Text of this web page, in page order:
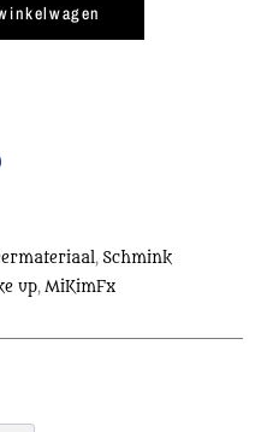
, Schmink
up, MiKimFx